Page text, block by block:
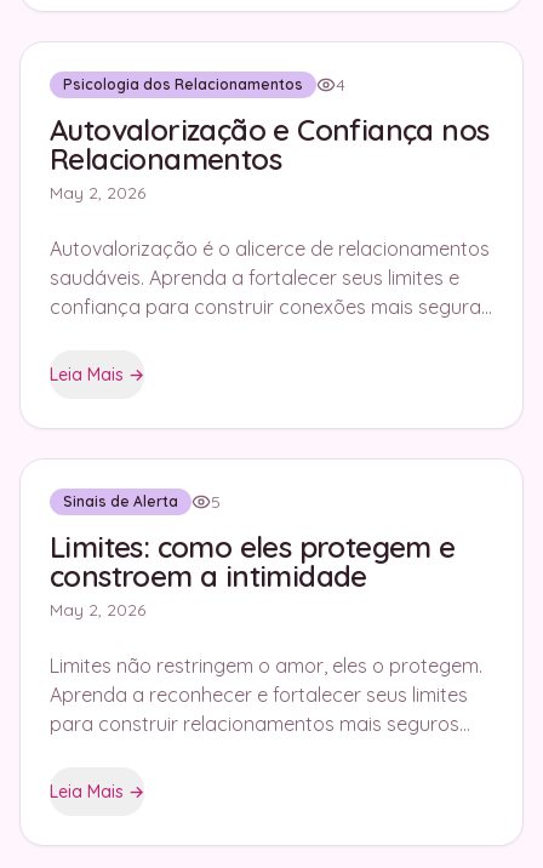
Psicologia dos Relacionamentos 4
Autovalorização e Confiança nos
Relacionamentos
May 2, 2026
Autovalorização é o alicerce de relacionamentos
saudáveis. Aprenda a fortalecer seus limites e
confiança para construir conexões mais seguras
Leia Mais →
Sinais de Alerta 5
Limites: como eles protegem e
constroem a intimidade
May 2, 2026
Limites não restringem o amor, eles o protegem.
Aprenda a reconhecer e fortalecer seus limites
para construir relacionamentos mais seguros
Leia Mais →